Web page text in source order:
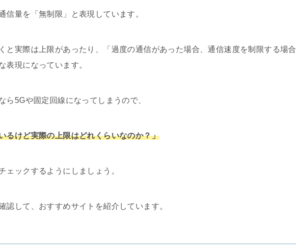
信量を「無制限」と表現しています。
と実際は上限があったり、「過度の通信があった場合、通信速度を制限する場合
表現になっています。
ら5Gや固定回線になってしまうので、
るけど実際の上限はどれくらいなのか？」
ェックするようにしましょう。
認して、おすすめサイトを紹介しています。